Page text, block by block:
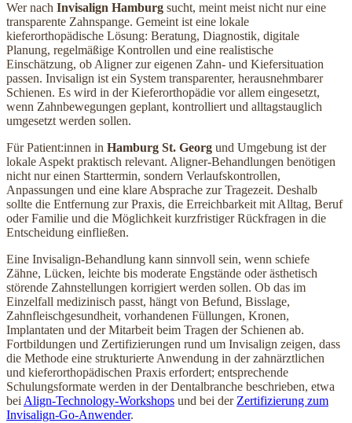
Wer nach Invisalign Hamburg sucht, meint meist nicht nur eine
transparente Zahnspange. Gemeint ist eine lokale
kieferorthopädische Lösung: Beratung, Diagnostik, digitale
Planung, regelmäßige Kontrollen und eine realistische
Einschätzung, ob Aligner zur eigenen Zahn- und Kiefersituation
passen. Invisalign ist ein System transparenter, herausnehmbarer
Schienen. Es wird in der Kieferorthopädie vor allem eingesetzt,
wenn Zahnbewegungen geplant, kontrolliert und alltagstauglich
umgesetzt werden sollen.
Für Patient:innen in Hamburg St. Georg und Umgebung ist der
lokale Aspekt praktisch relevant. Aligner-Behandlungen benötigen
nicht nur einen Starttermin, sondern Verlaufskontrollen,
Anpassungen und eine klare Absprache zur Tragezeit. Deshalb
sollte die Entfernung zur Praxis, die Erreichbarkeit mit Alltag, Beruf
oder Familie und die Möglichkeit kurzfristiger Rückfragen in die
Entscheidung einfließen.
Eine Invisalign-Behandlung kann sinnvoll sein, wenn schiefe
Zähne, Lücken, leichte bis moderate Engstände oder ästhetisch
störende Zahnstellungen korrigiert werden sollen. Ob das im
Einzelfall medizinisch passt, hängt von Befund, Bisslage,
Zahnfleischgesundheit, vorhandenen Füllungen, Kronen,
Implantaten und der Mitarbeit beim Tragen der Schienen ab.
Fortbildungen und Zertifizierungen rund um Invisalign zeigen, dass
die Methode eine strukturierte Anwendung in der zahnärztlichen
und kieferorthopädischen Praxis erfordert; entsprechende
Schulungsformate werden in der Dentalbranche beschrieben, etwa
bei Align-Technology-Workshops und bei der Zertifizierung zum
Invisalign-Go-Anwender.